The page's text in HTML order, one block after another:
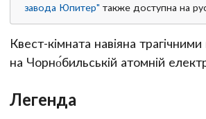
завода Юпитер" также доступна на
Квест-кімната навіяна трагічними
на Чорно́бильській атомній
Легенда